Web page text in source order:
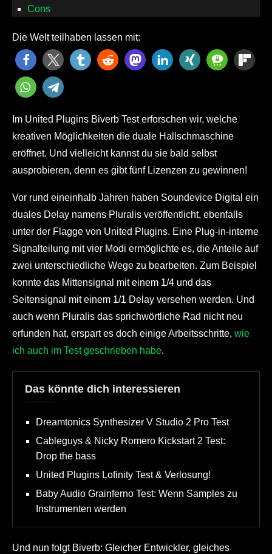
Cons
Die Welt teilhaben lassen mit:
Im United Plugins Biverb Test erforschen wir, welche
kreativen Möglichkeiten die duale Hallschmaschine
eröffnet. Und vielleicht kannst du sie bald selbst
ausprobieren, denn es gibt fünf Lizenzen zu gewinnen!
Vor rund eineinhalb Jahren haben Soundevice Digital ein
duales Delay namens Pluralis veröffentlicht, ebenfalls
unter der Flagge von United Plugins. Eine Plug-in-interne
Signalteilung mit vier Modi ermöglichte es, die Anteile auf
zwei unterschiedliche Wege zu bearbeiten. Zum Beispiel
konnte das Mittensignal mit einem 1/4 und das
Seitensignal mit einem 1/1 Delay versehen werden. Und
auch wenn Pluralis das sprichwörtliche Rad nicht neu
erfunden hat, erspart es doch einige Arbeitsschritte, wie
ich auch im Test geschrieben habe.
Das könnte dich interessieren
Dreamtonics Synthesizer V Studio 2 Pro Test
Cableguys & Nicky Romero Kickstart 2 Test:
Drop the bass
United Plugins Lofinity Test & Verlosung!
Baby Audio Grainferno Test: Wenn Samples zu
Instrumenten werden
Und nun folgt Biverb: Gleicher Entwickler, gleiches